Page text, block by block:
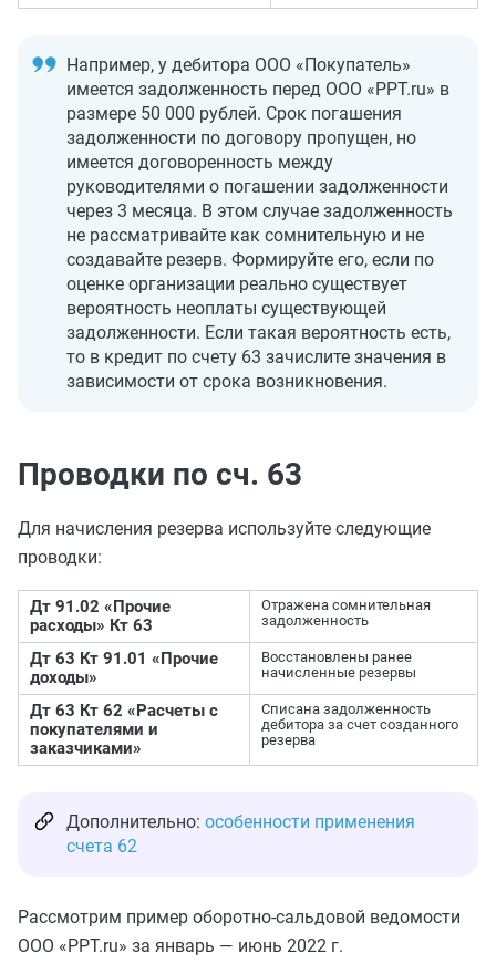
Например, у дебитора ООО «Покупатель»
имеется задолженность перед ООО «PPT.ru» в
размере 50 000 рублей. Срок погашения
задолженности по договору пропущен, но
имеется договоренность между
руководителями о погашении задолженности
через 3 месяца. В этом случае задолженность
не рассматривайте как сомнительную и не
создавайте резерв. Формируйте его, если по
оценке организации реально существует
вероятность неоплаты существующей
задолженности. Если такая вероятность есть,
то в кредит по счету 63 зачислите значения в
зависимости от срока возникновения.
Проводки по сч. 63
Для начисления резерва используйте следующие
проводки:
Дт 91.02 «Прочие
расходы» Кт 63
Отражена сомнительная
задолженность
Дт 63 Кт 91.01 «Прочие
доходы»
Восстановлены ранее
начисленные резервы
Дт 63 Кт 62 «Расчеты с
покупателями и
заказчиками»
Списана задолженность
дебитора за счет созданного
резерва
Дополнительно: особенности применения
счета 62
Рассмотрим пример оборотно-сальдовой ведомости
ООО «PPT.ru» за январь — июнь 2022 г.